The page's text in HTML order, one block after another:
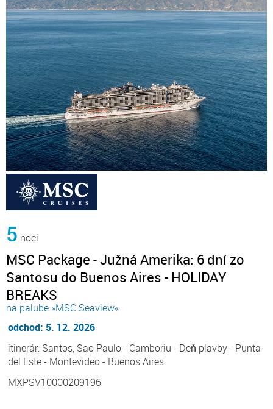
5 noci
MSC Package - Južná Amerika: 6 dní zo
Santosu do Buenos Aires - HOLIDAY
BREAKS
na palube »MSC Seaview«
odchod: 5. 12. 2026
itinerár: Santos, Sao Paulo - Camboriu - Deň plavby - Punta
del Este - Montevideo - Buenos Aires
MXPSV10000209196